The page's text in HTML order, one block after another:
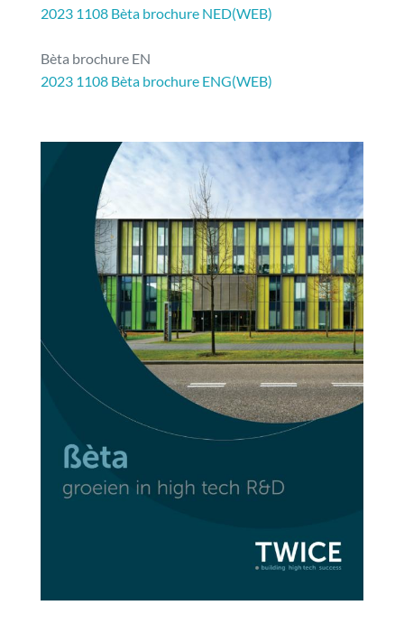
2023 1108 Bèta brochure NED(WEB)
Bèta brochure EN
2023 1108 Bèta brochure ENG(WEB)